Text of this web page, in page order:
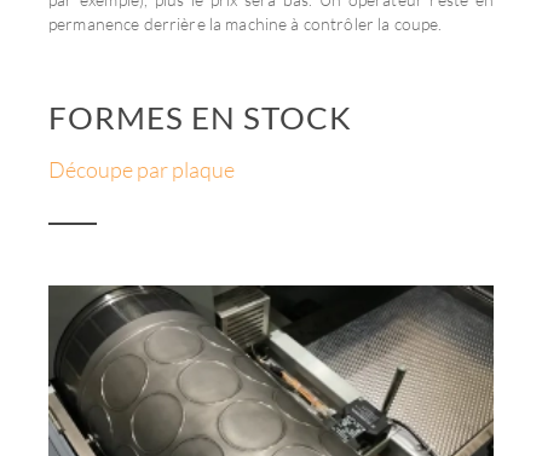
permanence derrière la machine à contrôler la coupe.
FORMES EN STOCK
Découpe par plaque